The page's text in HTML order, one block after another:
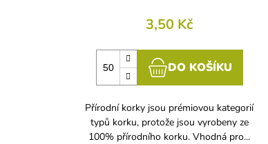
3,50 Kč
DO KOŠÍKU
Přírodní korky jsou prémiovou kategorií
typů korku, protože jsou vyrobeny ze
100% přírodního korku. Vhodná pro...